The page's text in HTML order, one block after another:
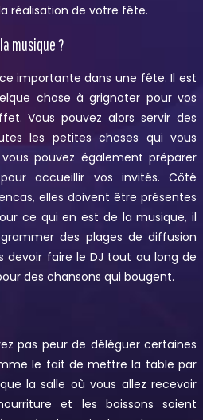
réalisation de votre fête.
musique ?
importante dans une fête. Il est
chose à grignoter pour vos
Vous pouvez alors servir des
les petites choses qui vous
pouvez également préparer
accueillir vos invités. Côté
elles doivent être présentes
ce qui en est de la musique, il
des plages de diffusion
devoir faire le DJ tout au long de
des chansons qui bougent.
pas peur de déléguer certaines
le fait de mettre la table par
la salle où vous allez recevoir
et les boissons soient